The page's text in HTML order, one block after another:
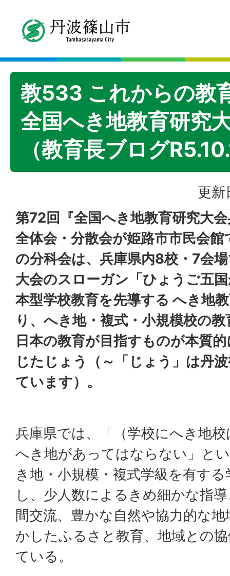
教533 これからの教
全国へき地教育研究
（教育長ブログ
更新
第72回『全国へき地教育研究大
全体会・分散会が姫路市市民会
の分科会は、兵庫県内8校・7会
大会のスローガン「ひょうご五
本型学校教育を先導する へき地
り、へき地・複式・小規模校の
日本の教育が目指すものが本質
じたじょう（～「じょう」は丹
ています）。
兵庫県では、「（学校にへき地
へき地があってはならない」と
き地・小規模・複式学級を有す
し、少人数によるきめ細かな指
間交流、豊かな自然や協力的な
かしたふるさと教育、地域との
ている。